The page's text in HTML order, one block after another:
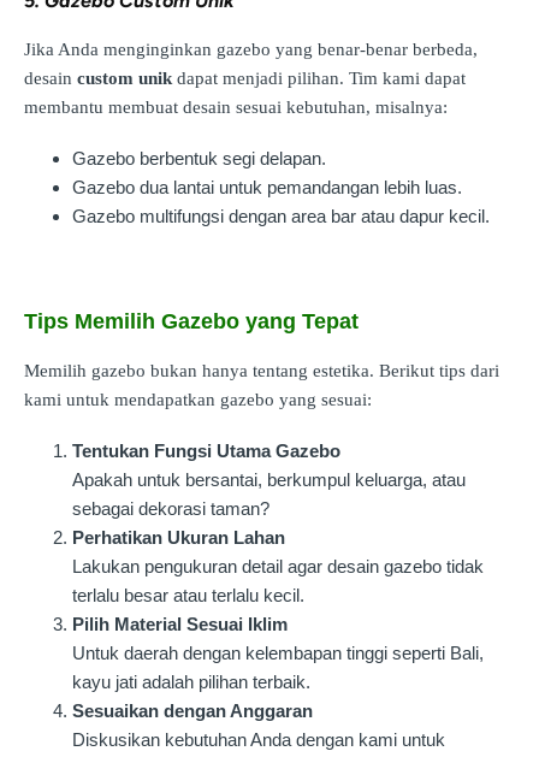
Jika Anda menginginkan gazebo yang benar-benar berbeda,
desain custom unik dapat menjadi pilihan. Tim kami dapat
membantu membuat desain sesuai kebutuhan, misalnya:
Gazebo berbentuk segi delapan.
Gazebo dua lantai untuk pemandangan lebih luas.
Gazebo multifungsi dengan area bar atau dapur kecil.
Tips Memilih Gazebo yang Tepat
Memilih gazebo bukan hanya tentang estetika. Berikut tips dari
kami untuk mendapatkan gazebo yang sesuai:
Tentukan Fungsi Utama Gazebo
Apakah untuk bersantai, berkumpul keluarga, atau
sebagai dekorasi taman?
Perhatikan Ukuran Lahan
Lakukan pengukuran detail agar desain gazebo tidak
terlalu besar atau terlalu kecil.
Pilih Material Sesuai Iklim
Untuk daerah dengan kelembapan tinggi seperti Bali,
kayu jati adalah pilihan terbaik.
Sesuaikan dengan Anggaran
Diskusikan kebutuhan Anda dengan kami untuk